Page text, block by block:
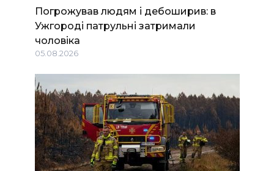
Погрожував людям і дебоширив: в
Ужгороді патрульні затримали
чоловіка
05.08.2026